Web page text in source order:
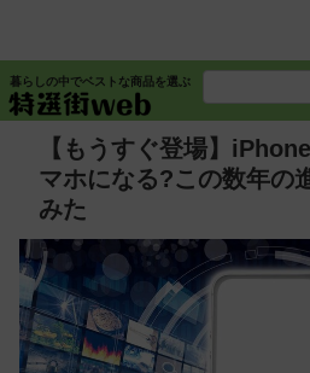
暮らしの中でベストな商品を選ぶ
【もうすぐ登場】
マホになる?この数年の
みた